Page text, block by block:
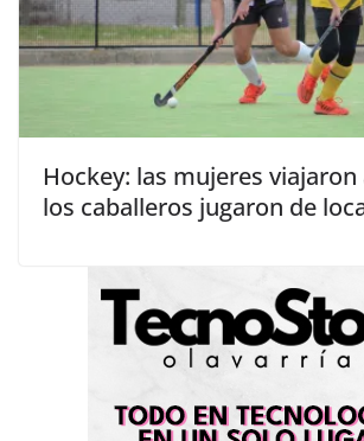
Hockey: las mujeres viajaron
los caballeros jugaron de